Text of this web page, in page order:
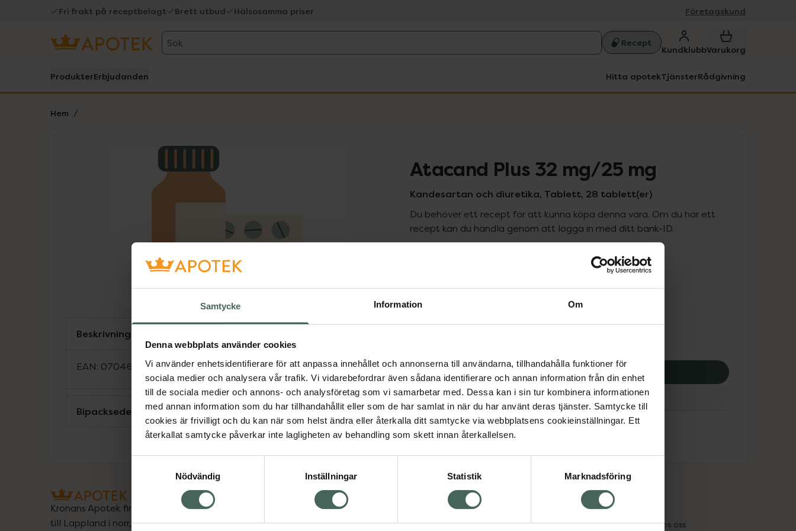
Samtycke Information Om
Denna webbplats använder cookies
Vi använder enhetsidentifierare för att anpassa innehållet och annonserna till användarna, tillhandahålla funktioner för
sociala medier och analysera vår trafik. Vi vidarebefordrar även sådana identifierare och annan information från din enhet
till de sociala medier och annons- och analysföretag som vi samarbetar med. Dessa kan i sin tur kombinera informationen
med annan information som du har tillhandahållit eller som de har samlat in när du har använt deras tjänster. Samtycke till
cookies är frivilligt och du kan när som helst ändra eller återkalla ditt samtycke via webbplatsens cookieinställningar. Ett
återkallat samtycke påverkar inte lagligheten av behandling som skett innan återkallelsen.
Nödvändig
Inställningar Statistik Marknadsföring
Fri frakt på receptbelagt Brett utbud Hälsosamma priser Företagskund
Sök Recept
KundklubbVarukorg
ProdukterErbjudanden Hitta apotekTjänsterRådgivning
Hem
Lista: . Innehåller 1 objekt. Atacand Plus 32 mg/25 mg
Kandesartan och diuretika, Tablett, 28 tablett(er)
Du behöver ett recept för att kunna köpa denna vara. Om du har ett
recept kan du handla genom att logga in med ditt bank-ID.
Pris med recept
357,75 kr
Köp via ditt recept
Aktuella erbjudanden
Beskrivning
EAN: 07046260297173
Bipacksedel från FASS Visa
Kronans Apotek finns här för dig. Du hittar oss från Skåne i syd
till Lappland i norr, och online i mobilen och på datorn.
Vanliga frågor
Om recept och läkemedel
Högkostnadsskyddet
Jobba hos oss